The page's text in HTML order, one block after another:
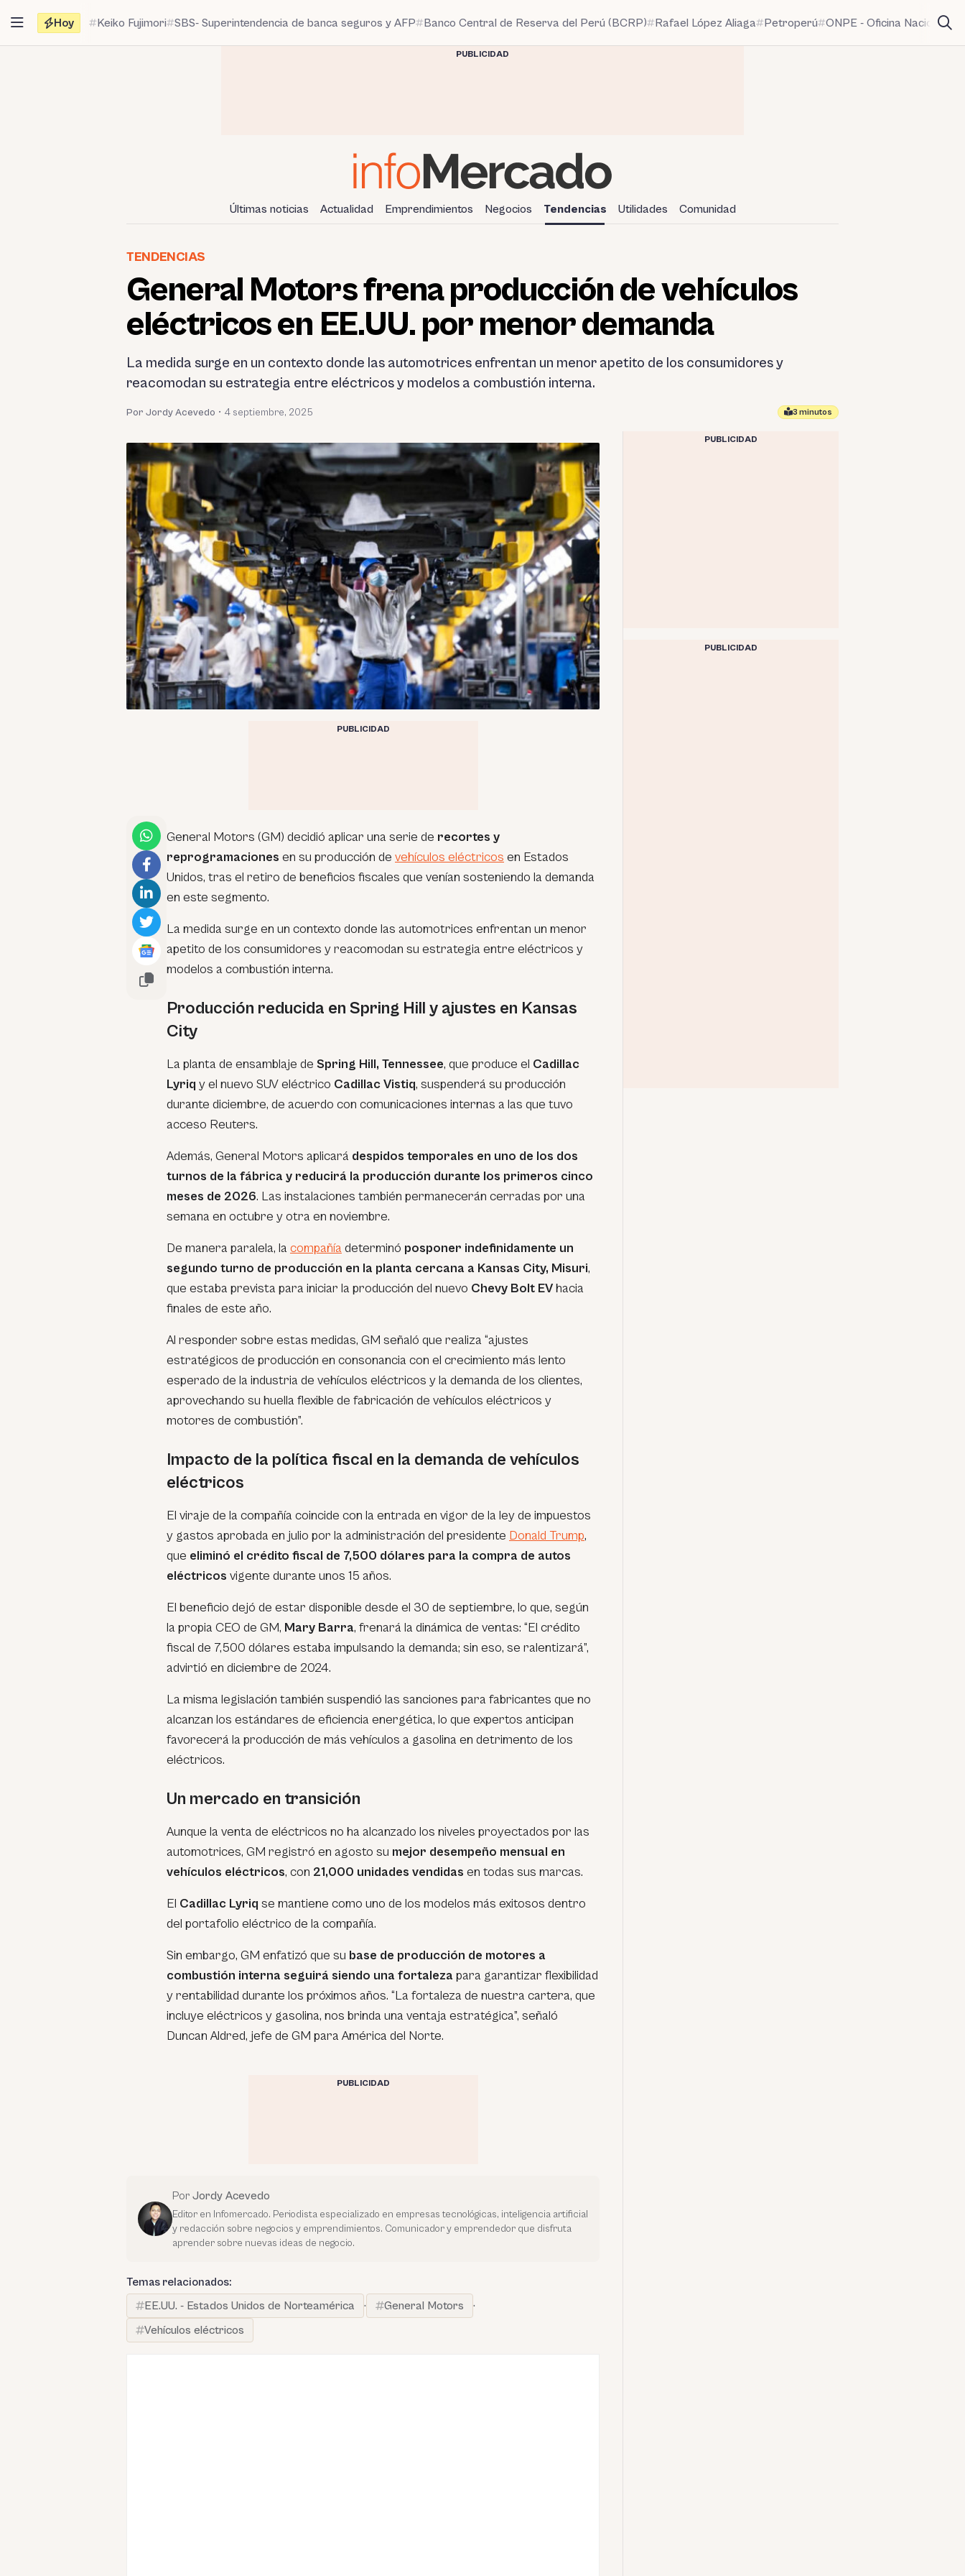
contenido
Hoy Keiko Fujimori SBS- Superintendencia de banca seguros y AFP Banco Central de Reserva del Perú (BCRP) Rafael López Aliaga Petroperú ONPE - Oficina Nacional
PUBLICIDAD
Últimas noticias Actualidad Emprendimientos Negocios Tendencias Utilidades Comunidad
TENDENCIAS
General Motors frena producción de vehículos
eléctricos en EE.UU. por menor demanda
La medida surge en un contexto donde las automotrices enfrentan un menor apetito de los consumidores y
reacomodan su estrategia entre eléctricos y modelos a combustión interna.
Por Jordy Acevedo • 4 septiembre, 2025 3 minutos
PUBLICIDAD
General Motors (GM) decidió aplicar una serie de recortes y
reprogramaciones en su producción de vehículos eléctricos en Estados
Unidos, tras el retiro de beneficios fiscales que venían sosteniendo la demanda
en este segmento.
La medida surge en un contexto donde las automotrices enfrentan un menor
apetito de los consumidores y reacomodan su estrategia entre eléctricos y
modelos a combustión interna.
Producción reducida en Spring Hill y ajustes en Kansas
City
La planta de ensamblaje de Spring Hill, Tennessee, que produce el Cadillac
Lyriq y el nuevo SUV eléctrico Cadillac Vistiq, suspenderá su producción
durante diciembre, de acuerdo con comunicaciones internas a las que tuvo
acceso Reuters.
Además, General Motors aplicará despidos temporales en uno de los dos
turnos de la fábrica y reducirá la producción durante los primeros cinco
meses de 2026. Las instalaciones también permanecerán cerradas por una
semana en octubre y otra en noviembre.
De manera paralela, la compañía determinó posponer indefinidamente un
segundo turno de producción en la planta cercana a Kansas City, Misuri,
que estaba prevista para iniciar la producción del nuevo Chevy Bolt EVhacia
finales de este año.
Al responder sobre estas medidas, GM señaló que realiza “ajustes
estratégicos de producción en consonancia con el crecimiento más lento
esperado de la industria de vehículos eléctricos y la demanda de los clientes,
aprovechando su huella flexible de fabricación de vehículos eléctricos y
motores de combustión”.
Impacto de la política fiscal en la demanda de vehículos
eléctricos
El viraje de la compañía coincide con la entrada en vigor de la ley de impuestos
y gastos aprobada en julio por la administración del presidente Donald Trump,
que eliminó el crédito fiscal de 7,500 dólares para la compra de autos
eléctricos vigente durante unos 15 años.
El beneficio dejó de estar disponible desde el 30 de septiembre, lo que, según
la propia CEO de GM, Mary Barra, frenará la dinámica de ventas: “El crédito
fiscal de 7,500 dólares estaba impulsando la demanda; sin eso, se ralentizará”,
advirtió en diciembre de 2024.
La misma legislación también suspendió las sanciones para fabricantes que no
alcanzan los estándares de eficiencia energética, lo que expertos anticipan
favorecerá la producción de más vehículos a gasolina en detrimento de los
eléctricos.
Un mercado en transición
Aunque la venta de eléctricos no ha alcanzado los niveles proyectados por las
automotrices, GM registró en agosto su mejor desempeño mensual en
vehículos eléctricos, con 21,000 unidades vendidas en todas sus marcas.
El Cadillac Lyriq se mantiene como uno de los modelos más exitosos dentro
del portafolio eléctrico de la compañía.
Sin embargo, GM enfatizó que su base de producción de motores a
combustión interna seguirá siendo una fortaleza para garantizar flexibilidad
y rentabilidad durante los próximos años. “La fortaleza de nuestra cartera, que
incluye eléctricos y gasolina, nos brinda una ventaja estratégica”, señaló
Duncan Aldred, jefe de GM para América del Norte.
PUBLICIDAD
Por Jordy Acevedo
Editor en Infomercado. Periodista especializado en empresas tecnológicas, inteligencia artificial
y redacción sobre negocios y emprendimientos. Comunicador y emprendedor que disfruta
aprender sobre nuevas ideas de negocio.
Temas relacionados:
EE.UU. - Estados Unidos de Norteamérica
· General Motors
·
Vehículos eléctricos
PUBLICIDAD
PUBLICIDAD